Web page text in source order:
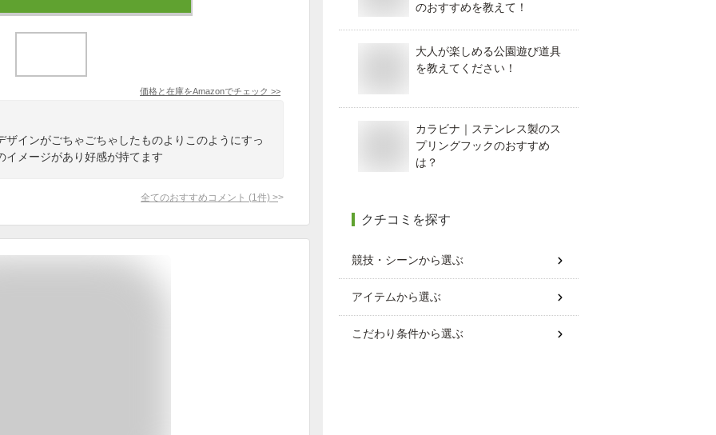
価格と在庫をAmazonでチェック >>
インがごちゃごちゃしたものよりこのようにすっ
イメージがあり好感が持てます
全てのおすすめコメント (1 件) >
のおすすめを教えて！
大人が楽しめる公園遊び道具
を教えてください！
カラビナ｜ステンレス製のス
プリングフックのおすすめ
は？
クチコミを探す
競技・シーンから選ぶ
アイテムから選ぶ
こだわり条件から選ぶ